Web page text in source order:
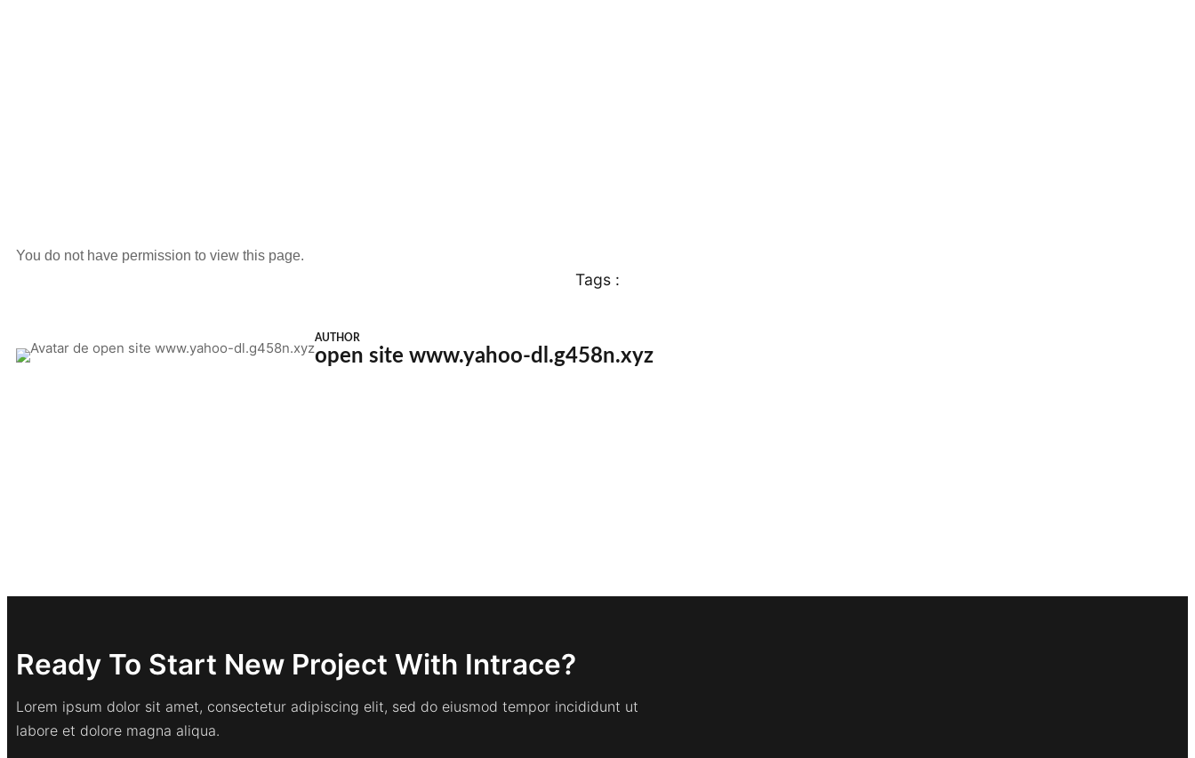
You do not have permission to view this page.
Tags :
AUTHOR
open site www.yahoo-dl.g458n.xyz
Ready To Start New Project With Intrace?
Lorem ipsum dolor sit amet, consectetur adipiscing elit, sed do eiusmod tempor incididunt ut
labore et dolore magna aliqua.